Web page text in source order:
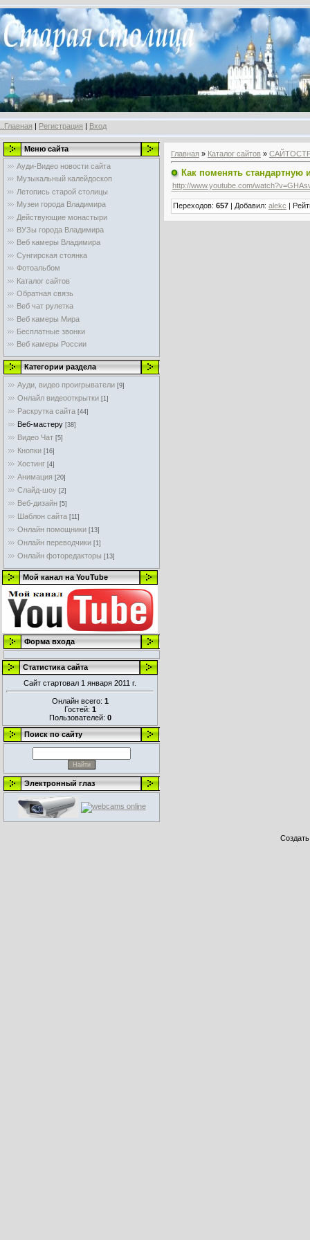
..Главная | Регистрация | Вход
Меню сайта
Ауди-Видео новости сайта
Музыкальный калейдоскоп
Летопись старой столицы
Музеи города Владимира
Действующие монастыри
ВУЗы города Владимира
Веб камеры Владимира
Сунгирская стоянка
Фотоальбом
Каталог сайтов
Обратная связь
Веб чат рулетка
Веб камеры Мира
Бесплатные звонки
Веб камеры России
Категории раздела
Ауди, видео проигрыватели [9]
Онлайл видеооткрытки [1]
Раскрутка сайта [44]
Веб-мастеру [38]
Видео Чат [5]
Кнопки [16]
Хостинг [4]
Анимация [20]
Слайд-шоу [2]
Веб-дизайн [5]
Шаблон сайта [11]
Онлайн помощники [13]
Онлайн переводчики [1]
Онлайн фоторедакторы [13]
Мой канал на YouTube
Форма входа
Статистика сайта
Сайт стартовал 1 января 2011 г.
Онлайн всего: 1
Гостей: 1
Пользователей: 0
Поиск по сайту
Электронный глаз
Главная » Каталог сайтов »
Как поменять стандартную
http://www.youtube.com/
Переходов: 657 | Добавил: alekc |